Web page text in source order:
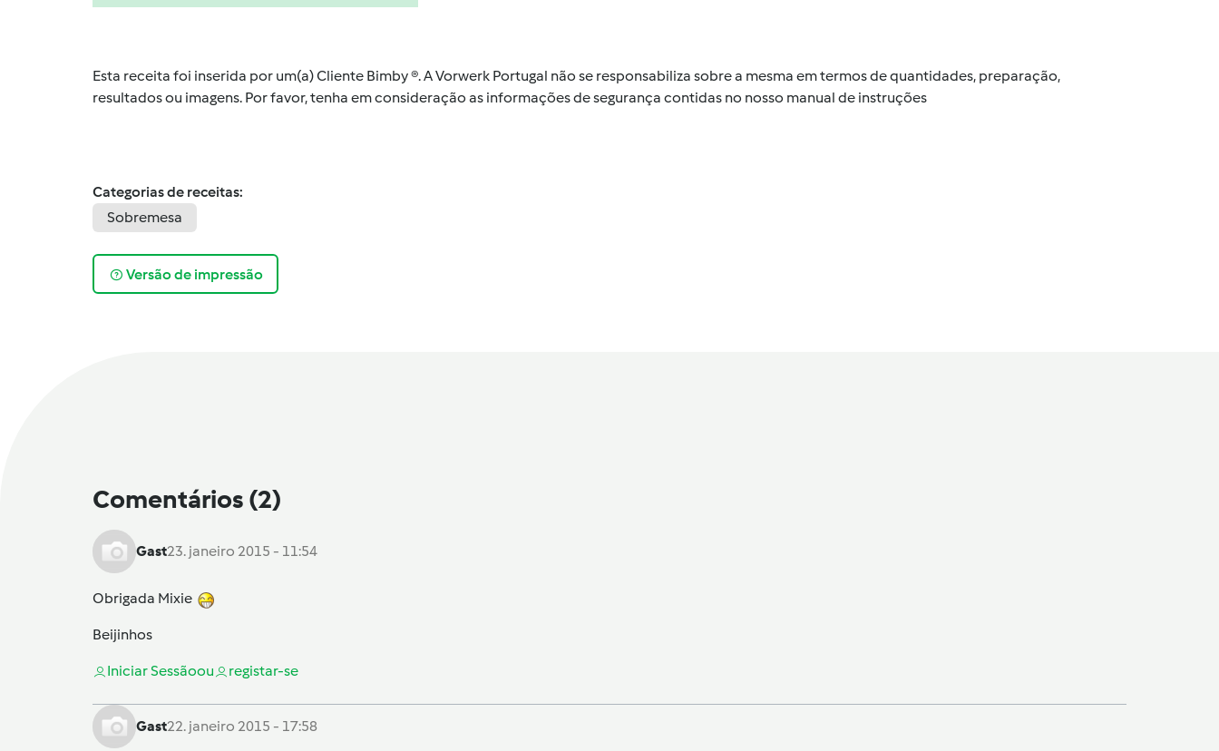
Esta receita foi inserida por um(a) Cliente Bimby ®. A Vorwerk Portugal não se responsabiliza sobre a mesma em termos de quantidades, preparação,
resultados ou imagens. Por favor, tenha em consideração as informações de segurança contidas no nosso manual de instruções
Categorias de receitas:
Sobremesa
Versão de impressão
Comentários (2)
Gast23. janeiro 2015 - 11:54
Obrigada Mixie
Beijinhos
Iniciar Sessãoou registar-se
Gast22. janeiro 2015 - 17:58